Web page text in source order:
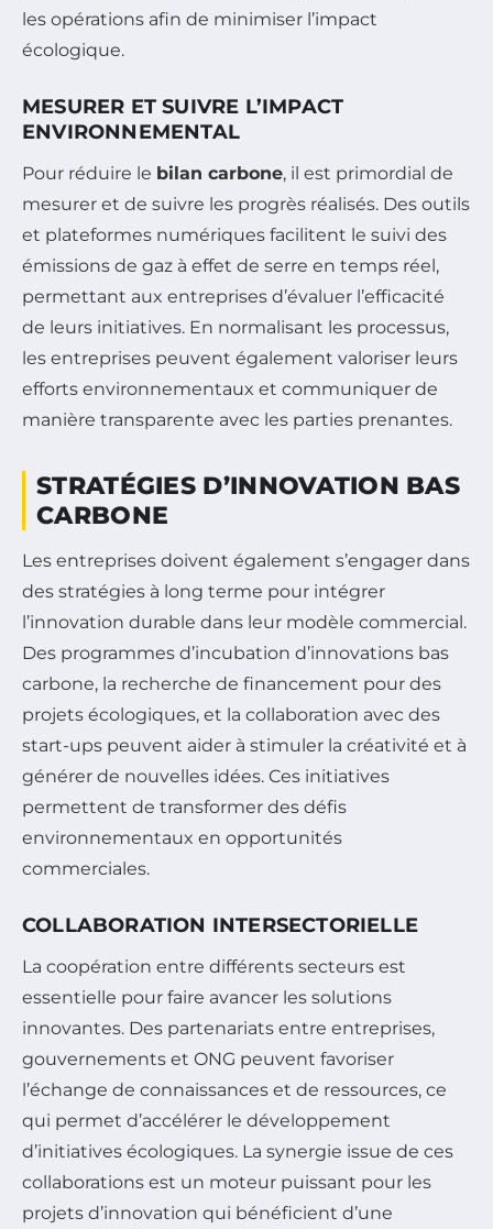
les opérations afin de minimiser l’impact
écologique.
MESURER ET SUIVRE L’IMPACT
ENVIRONNEMENTAL
Pour réduire le bilan carbone, il est primordial de
mesurer et de suivre les progrès réalisés. Des outils
et plateformes numériques facilitent le suivi des
émissions de gaz à effet de serre en temps réel,
permettant aux entreprises d’évaluer l’efficacité
de leurs initiatives. En normalisant les processus,
les entreprises peuvent également valoriser leurs
efforts environnementaux et communiquer de
manière transparente avec les parties prenantes.
STRATÉGIES D’INNOVATION BAS
CARBONE
Les entreprises doivent également s’engager dans
des stratégies à long terme pour intégrer
l’innovation durable dans leur modèle commercial.
Des programmes d’incubation d’innovations bas
carbone, la recherche de financement pour des
projets écologiques, et la collaboration avec des
start-ups peuvent aider à stimuler la créativité et à
générer de nouvelles idées. Ces initiatives
permettent de transformer des défis
environnementaux en opportunités
commerciales.
COLLABORATION INTERSECTORIELLE
La coopération entre différents secteurs est
essentielle pour faire avancer les solutions
innovantes. Des partenariats entre entreprises,
gouvernements et ONG peuvent favoriser
l’échange de connaissances et de ressources, ce
qui permet d’accélérer le développement
d’initiatives écologiques. La synergie issue de ces
collaborations est un moteur puissant pour les
projets d’innovation qui bénéficient d’une